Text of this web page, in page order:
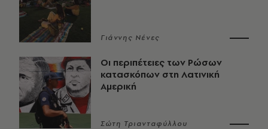
Γιάννης Νένες
Οι περιπέτειες των Ρώσων
κατασκόπων στη Λατινική
Αμερική
Σώτη Τριανταφύλλου